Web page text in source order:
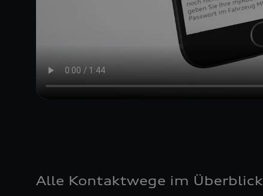
Alle Kontaktwege im Überblick